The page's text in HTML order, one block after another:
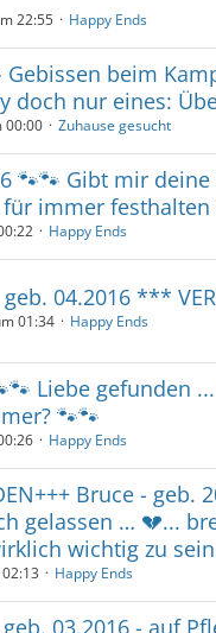
22:55 Happy Ends
Gebissen beim
doch nur eines:
00:00 Zuhause gesucht
🐾🐾 Gibt mir
immer festhalten
Happy Ends
04.2016 ***
01:34 Happy Ends
Liebe gefunden
🐾🐾
Happy Ends
Bruce - geb.
gelassen … 💔...
wichtig zu
Happy Ends
03.2016 - auf